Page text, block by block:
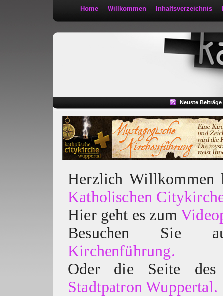
Home Willkommen Inhaltsverzeichnis
Neuste Beiträge
Herzlich
Katholischen
Hier geht es zum
Besuchen
Kirchenführung.
Oder die Seite des
Stadtpatron Wuppertal.